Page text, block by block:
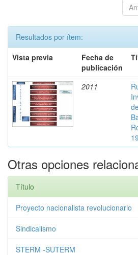
Resultados por ítem:
Vista previa
Fecha de
publicación
2011
Otras opciones
Título
Proyecto nacionalista revolucionario
Sindicalismo
STERM -SUTERM